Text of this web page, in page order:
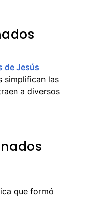
de Jesús
simplifican las
a diversos
que formó